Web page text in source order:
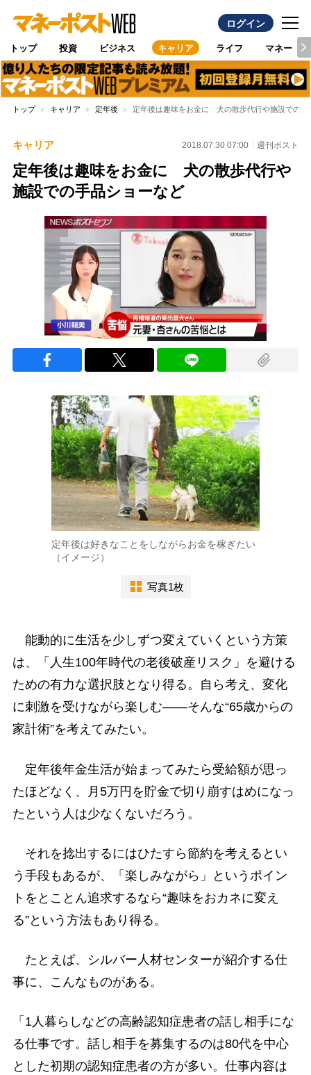
ログイン
トップ 投資 ビジネス キャリア ライフ マネー
トップ キャリア 定年後 定年後は趣味をお金に 犬の散歩代行や施設での手
キャリア 2018.07.30 07:00 週刊ポスト
定年後は趣味をお金に 犬の散歩代行や
施設での手品ショーなど
定年後は好きなことをしながらお金を稼ぎたい
（イメージ）
写真1枚
能動的に生活を少しずつ変えていくという方策
は、「人生100年時代の老後破産リスク」を避ける
ための有力な選択肢となり得る。自ら考え、変化
に刺激を受けながら楽しむ――そんな“65歳からの
家計術”を考えてみたい。
定年後年金生活が始まってみたら受給額が思っ
たほどなく、月5万円を貯金で切り崩すはめになっ
たという人は少なくないだろう。
それを捻出するにはひたすら節約を考えるとい
う手段もあるが、「楽しみながら」というポイン
トをとことん追求するなら“趣味をおカネに変え
る”という方法もあり得る。
たとえば、シルバー人材センターが紹介する仕
事に、こんなものがある。
「1人暮らしなどの高齢認知症患者の話し相手にな
る仕事です。話し相手を募集するのは80代を中心
とした初期の認知症患者の方が多い。仕事内容は